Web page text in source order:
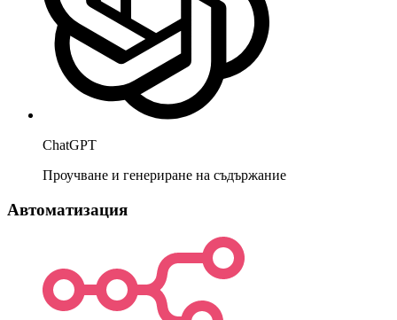
ChatGPT
Проучване и генериране на съдържание
Автоматизация